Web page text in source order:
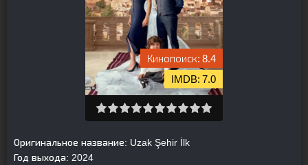
8.4
7.0
Оригинальное название: Uzak Şehir İlk
Год выхода: 2024